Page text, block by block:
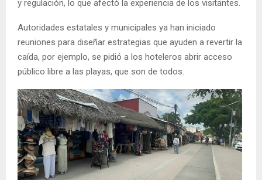
y regulación, lo que afectó la experiencia de los visitantes.
Autoridades estatales y municipales ya han iniciado
reuniones para diseñar estrategias que ayuden a revertir la
caída, por ejemplo, se pidió a los hoteleros abrir acceso
público libre a las playas, que son de todos.